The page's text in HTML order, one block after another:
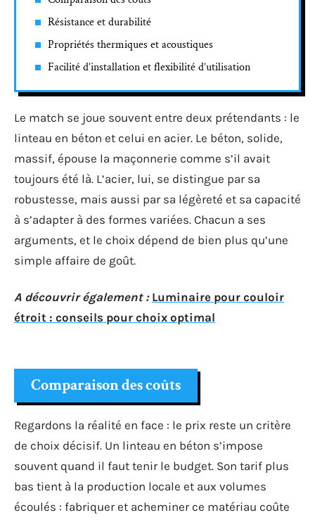
Résistance et durabilité
Propriétés thermiques et acoustiques
Facilité d’installation et flexibilité d’utilisation
Le match se joue souvent entre deux prétendants : le
linteau en béton et celui en acier. Le béton, solide,
massif, épouse la maçonnerie comme s’il avait
toujours été là. L’acier, lui, se distingue par sa
robustesse, mais aussi par sa légèreté et sa capacité
à s’adapter à des formes variées. Chacun a ses
arguments, et le choix dépend de bien plus qu’une
simple affaire de goût.
A découvrir également : Luminaire pour couloir
étroit : conseils pour choix optimal
Comparaison des coûts
Regardons la réalité en face : le prix reste un critère
de choix décisif. Un linteau en béton s’impose
souvent quand il faut tenir le budget. Son tarif plus
bas tient à la production locale et aux volumes
écoulés : fabriquer et acheminer ce matériau coûte